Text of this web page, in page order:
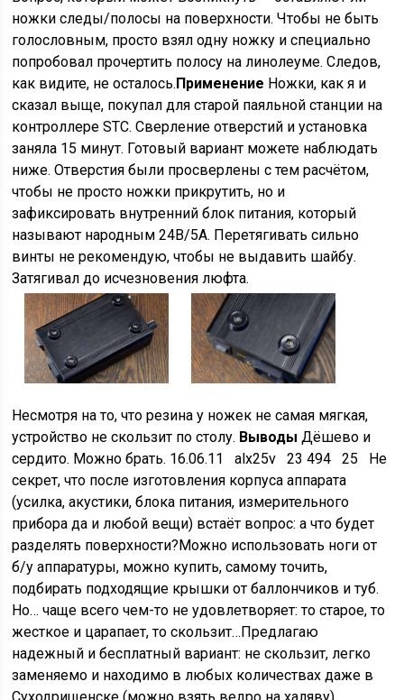
ножки следы/полосы на поверхности. Чтобы не быть
голословным, просто взял одну ножку и специально
попробовал прочертить полосу на линолеуме. Следов,
как видите, не осталось.Применение Ножки, как я и
сказал выще, покупал для старой паяльной станции на
контроллере STC. Сверление отверстий и установка
заняла 15 минут. Готовый вариант можете наблюдать
ниже. Отверстия были просверлены с тем расчётом,
чтобы не просто ножки прикрутить, но и
зафиксировать внутренний блок питания, который
называют народным 24В/5А. Перетягивать сильно
винты не рекомендую, чтобы не выдавить шайбу.
Затягивал до исчезновения люфта.
Несмотря на то, что резина у ножек не самая мягкая,
устройство не скользит по столу. Выводы Дёшево и
сердито. Можно брать. 16.06.11 alx25v 23 494 25 Не
секрет, что после изготовления корпуса аппарата
(усилка, акустики, блока питания, измерительного
прибора да и любой вещи) встаёт вопрос: а что будет
разделять поверхности?Можно использовать ноги от
б/у аппаратуры, можно купить, самому точить,
подбирать подходящие крышки от баллончиков и туб.
Но… чаще всего чем-то не удовлетворяет: то старое, то
жесткое и царапает, то скользит…Предлагаю
надежный и бесплатный вариант: не скользит, легко
заменяемо и находимо в любых количествах даже в